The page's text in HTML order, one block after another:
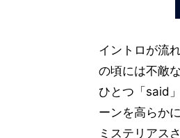
イントロが流
の頃には不敵
ひとつ「said
ーンを高らか
ミステリアス